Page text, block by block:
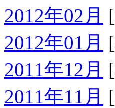
2012年02月
2012年01月
2011年12月
2011年11月